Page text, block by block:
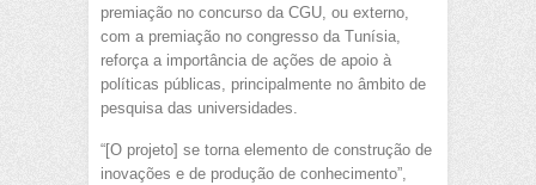
premiação no concurso da CGU, ou externo,
com a premiação no congresso da Tunísia,
reforça a importância de ações de apoio à
políticas públicas, principalmente no âmbito de
pesquisa das universidades.
“[O projeto] se torna elemento de construção de
inovações e de produção de conhecimento”,